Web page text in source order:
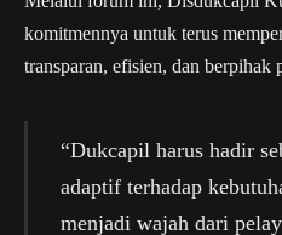
komitmennya untuk terus
transparan, efisien, dan berpihak
“Dukcapil harus hadir
adaptif terhadap
menjadi wajah dari